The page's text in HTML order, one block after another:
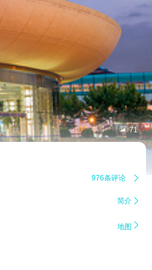
 71
976条评论 
简介 
地图 